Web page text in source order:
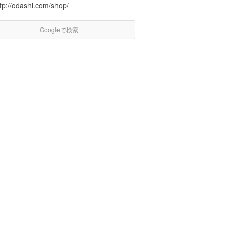
odashi.com/shop/
Googleで検索